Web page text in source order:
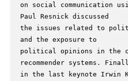
on social communication
Paul Resnick discussed
the issues related to
and the exposure to
political opinions in the
recommender systems.
in the last keynote Irwin